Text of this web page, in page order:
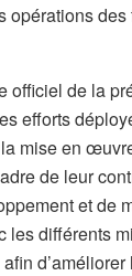
opérations
officiel de la
efforts
mise en
de leur
et de
les différents
d’améliorer